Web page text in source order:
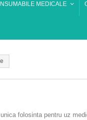
MEDICALE
folosinta pentru uz